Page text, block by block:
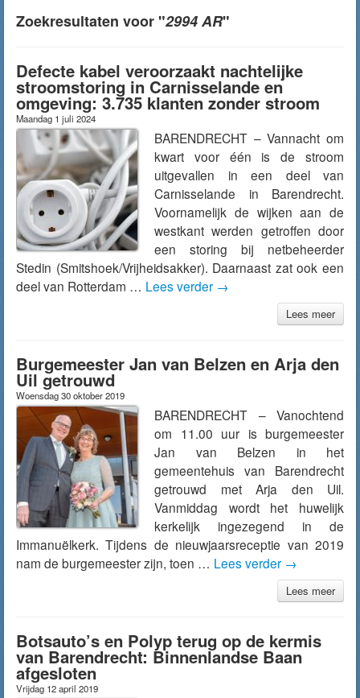
Zoekresultaten voor "2994 AR"
Defecte kabel veroorzaakt nachtelijke
stroomstoring in Carnisselande en
omgeving: 3.735 klanten zonder stroom
Maandag 1 juli 2024
BARENDRECHT – Vannacht om
kwart voor één is de stroom
uitgevallen in een deel van
Carnisselande in Barendrecht.
Voornamelijk de wijken aan de
westkant werden getroffen door
een storing bij netbeheerder
Stedin (Smitshoek/Vrijheidsakker). Daarnaast zat ook een
deel van Rotterdam … Lees verder →
Lees meer
Burgemeester Jan van Belzen en Arja den
Uil getrouwd
Woensdag 30 oktober 2019
BARENDRECHT – Vanochtend
om 11.00 uur is burgemeester
Jan van Belzen in het
gemeentehuis van Barendrecht
getrouwd met Arja den Uil.
Vanmiddag wordt het huwelijk
kerkelijk ingezegend in de
Immanuëlkerk. Tijdens de nieuwjaarsreceptie van 2019
nam de burgemeester zijn, toen … Lees verder →
Lees meer
Botsauto’s en Polyp terug op de kermis
van Barendrecht: Binnenlandse Baan
afgesloten
Vrijdag 12 april 2019